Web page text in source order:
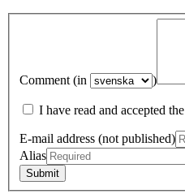
Comment (in )
I have read and accepted the
E-mail address (not published)
Alias